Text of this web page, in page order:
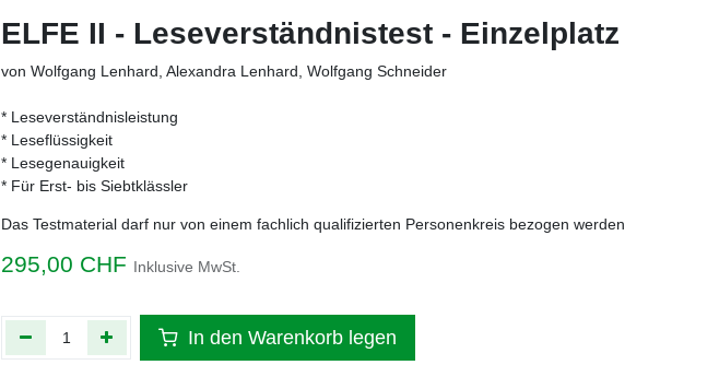
ELFE II - Leseverständnistest - Einzelplatz
von Wolfgang Lenhard, Alexandra Lenhard, Wolfgang Schneider
* Leseverständnisleistung
* Leseflüssigkeit
* Lesegenauigkeit
* Für Erst- bis Siebtklässler
Das Testmaterial darf nur von einem fachlich qualifizierten Personenkreis bezogen werden
295,00 CHF Inklusive MwSt.
In den Warenkorb legen